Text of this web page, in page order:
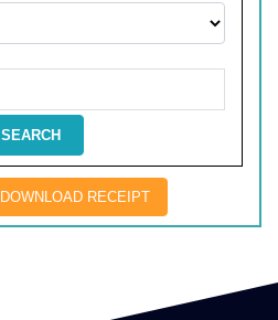
SEARCH
DOWNLOAD RECEIPT